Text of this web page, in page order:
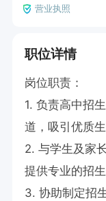
营业执照
职位详情
岗位职责：
1. 负责高中招
道，吸引优质生
2. 与学生及家
提供专业的招生
3. 协助制定招